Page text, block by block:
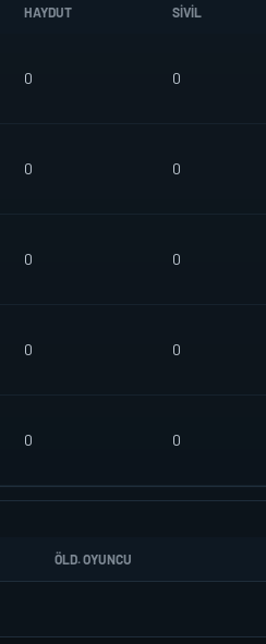
HAYDUT SIVIL
0 0
0 0
0 0
0 0
0 0
ÖLD. OYUNCU